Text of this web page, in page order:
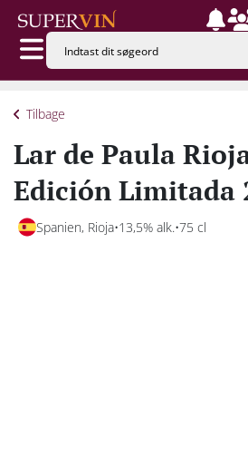
Tilbage
Lar de Paula
Edición Limitada
Spanien, Rioja 13,5% alk. 75 cl